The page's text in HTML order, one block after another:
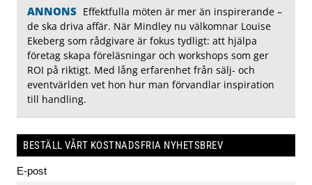
ANNONS Effektfulla möten är mer än inspirerande –
de ska driva affär. När Mindley nu välkomnar Louise
Ekeberg som rådgivare är fokus tydligt: att hjälpa
företag skapa föreläsningar och workshops som ger
ROI på riktigt. Med lång erfarenhet från sälj- och
eventvärlden vet hon hur man förvandlar inspiration
till handling.
BESTÄLL VÅRT KOSTNADSFRIA NYHETSBREV
E-post